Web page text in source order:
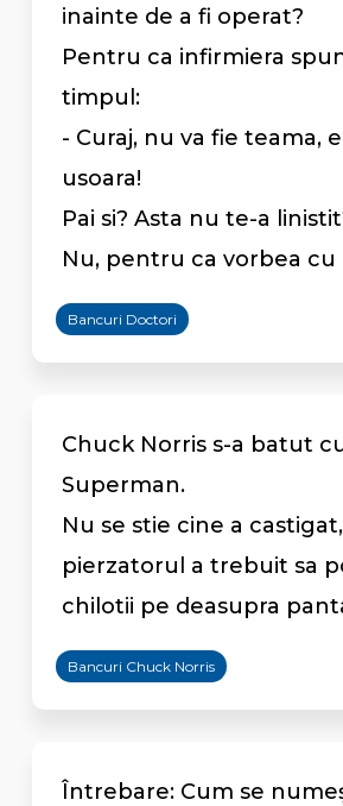
inainte de a fi operat?
Pentru ca infirmiera
timpul:
- Curaj, nu va fie teama,
usoara!
Pai si? Asta nu te-a
Nu, pentru ca vorbea
Bancuri Doctori
Chuck Norris s-a batut
Superman.
Nu se stie cine a
pierzatorul a trebuit sa
chilotii pe deasupra
Bancuri Chuck Norris
Întrebare: Cum se